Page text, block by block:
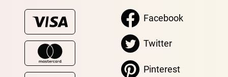
Facebook
Twitter
Pinterest